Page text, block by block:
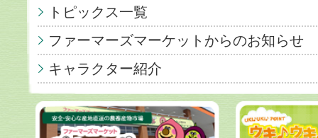
トピックス一覧
ファーマーズマーケットからのお知らせ
キャラクター紹介